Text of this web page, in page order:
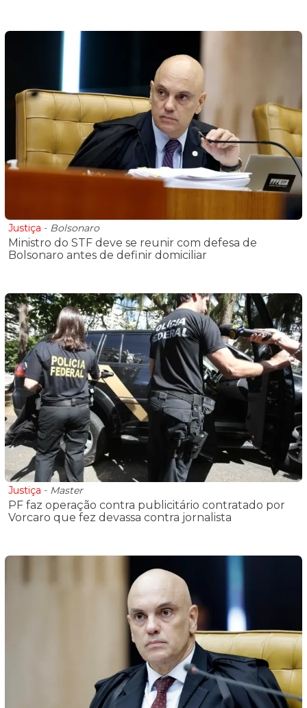
Justiça - Bolsonaro
Ministro do STF deve se reunir com defesa de
Bolsonaro antes de definir domiciliar
Justiça - Master
PF faz operação contra publicitário contratado por
Vorcaro que fez devassa contra jornalista